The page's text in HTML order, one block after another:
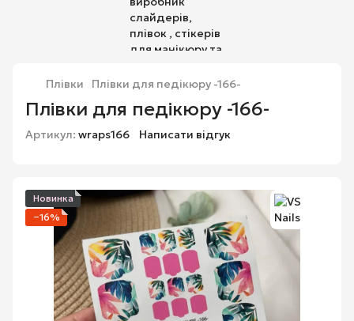
Плівки Плівки для педікюру -166-
Плівки для педікюру -166-
Артикул: wraps166 Написати відгук
Новинка
−16%